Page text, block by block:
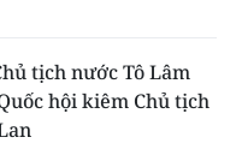
tịch nước Tô Lâm
hội kiêm Chủ tịch